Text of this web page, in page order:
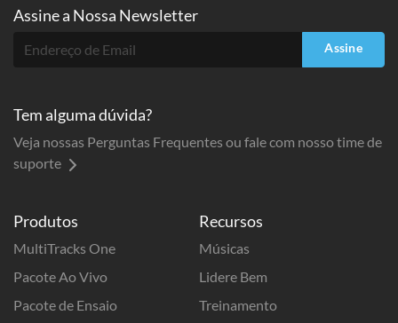
Produtos
MultiTracks One
Pacote Ao Vivo
Pacote de Ensaio
Recursos
Músicas
Lidere Bem
Treinamento
Assine a Nossa Newsletter
Assine
Tem alguma dúvida?
Veja nossas Perguntas Frequentes ou fale com nosso time de
suporte